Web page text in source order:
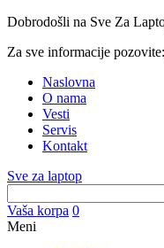
Dobrodošli na Sve Za
Za sve informacije pozovite:
Naslovna
O nama
Vesti
Servis
Kontakt
Sve za laptop
Vaša korpa 0
Meni